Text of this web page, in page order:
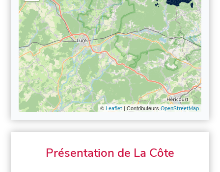
© Leaflet| Contributeurs OpenStreetMap
Présentation de La Côte